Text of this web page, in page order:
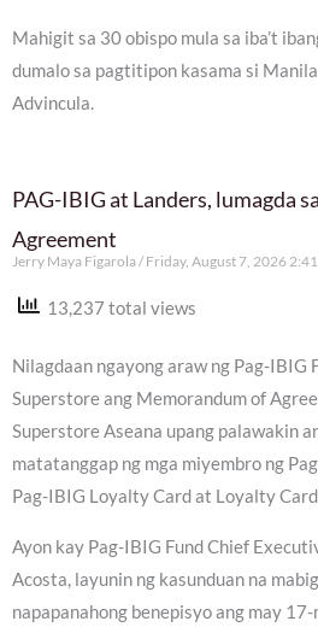
Mahigit sa 30 obispo mula sa iba’t
dumalo sa pagtitipon kasama si
Advincula.
PAG-IBIG at Landers, lumagda
Agreement
Jerry Maya Figarola Friday, August 7, 2026
13,237 total views
Nilagdaan ngayong araw ng Pag-IBIG
Superstore ang Memorandum of
Superstore Aseana upang palawakin
matatanggap ng mga miyembro ng
Pag-IBIG Loyalty Card at Loyalty
Ayon kay Pag-IBIG Fund Chief
Acosta, layunin ng kasunduan na
napapanahong benepisyo ang may